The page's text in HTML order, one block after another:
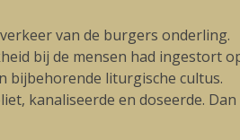
van de burgers onderling.
bij de mensen had ingestort
bijbehorende liturgische cultus.
kanaliseerde en doseerde.